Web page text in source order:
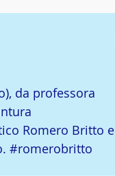
da professora
Romero Britto e
#romerobritto